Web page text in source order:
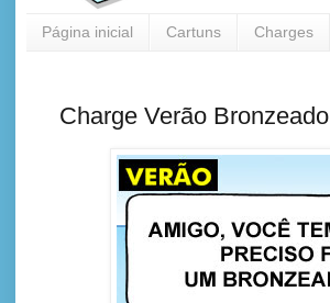
Página inicial Cartuns Charges
Charge Verão Bronzeado